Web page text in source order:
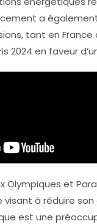
a
, tant en France
2024 en faveur
Olympiques et
à réduire
est une